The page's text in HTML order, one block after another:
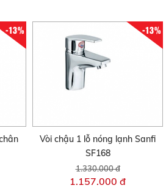
-13% -13%
Vòi chậu 1 lỗ nóng lạnh Sanfi
SF168
1.330.000 đ
1.157.000 đ